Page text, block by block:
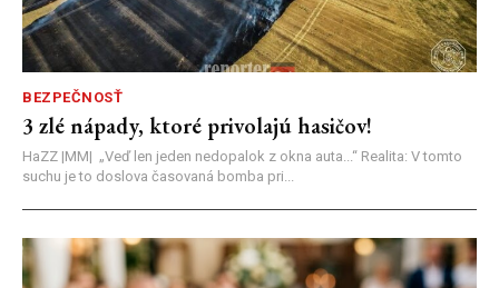
BEZPEČNOSŤ
3 zlé nápady, ktoré privolajú hasičov!
HaZZ |MM| ​„Veď len jeden nedopalok z okna auta...“ ​Realita: V tomto
suchu je to doslova časovaná bomba pri...